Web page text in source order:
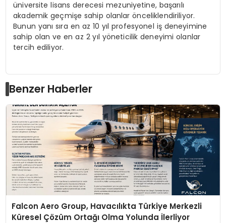
üniversite lisans derecesi mezuniyetine, başarılı
akademik geçmişe sahip olanlar önceliklendiriliyor.
Bunun yanı sıra en az 10 yıl profesyonel iş deneyimine
sahip olan ve en az 2 yıl yöneticilik deneyimi olanlar
tercih ediliyor.
Benzer Haberler
Falcon Aero Group, Havacılıkta Türkiye Merkezli
Küresel Çözüm Ortağı Olma Yolunda İlerliyor